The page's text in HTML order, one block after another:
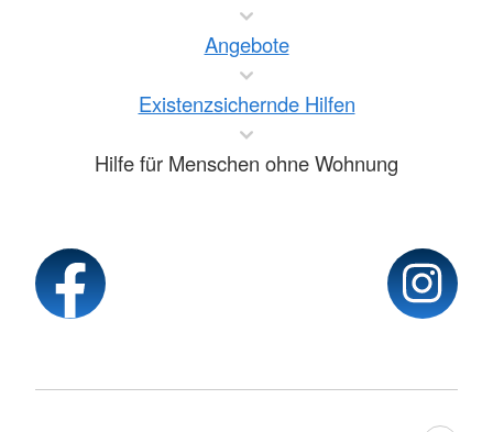
Angebote
Existenzsichernde Hilfen
Hilfe für Menschen ohne Wohnung